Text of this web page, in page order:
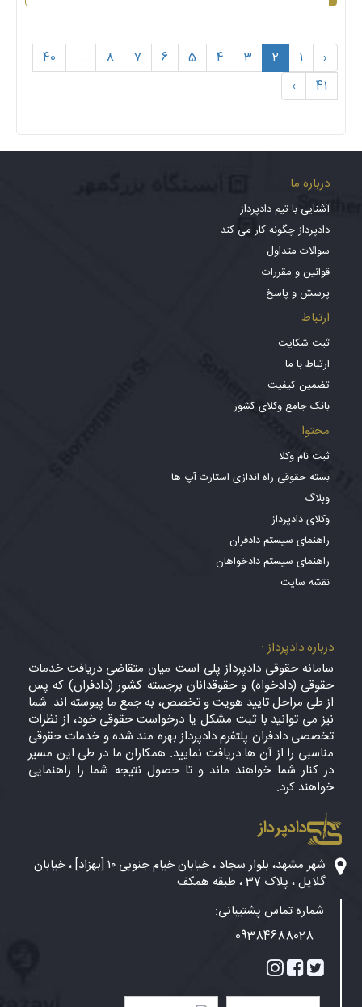
‹
1
2
3
4
5
6
7
8
...
40
41
›
درباره ما
آشنایی با تیم دادپرداز
دادپرداز چگونه کار می کند
سوالات متداول
قوانین و مقررات
پرسش و پاسخ
ارتباط
ثبت شکایت
ارتباط با ما
تضمین کیفیت
بانک جامع وکلای کشور
محتوا
ثبت نام وکلا
بسته حقوقی راه اندازی استارت آپ ها
وبلاگ
وکلای دادپرداز
راهنمای سیستم دادفران
راهنمای سیستم دادخواهان
نقشه سایت
درباره دادپرداز :
سامانه حقوقی دادپرداز پلی است میان متقاضی دریافت خدمات
حقوقی (دادخواه) و حقوقدانان برجسته کشور (دادفران) که پس
از طی مراحل تایید هویت و تخصص، به جمع ما پیوسته اند. شما
نیز می توانید با ثبت مشکل یا درخواست حقوقی خود، از نظرات
تخصصی دادفران پلتفرم دادپرداز بهره مند شده و خدمات حقوقی
مناسبی را از آن ها دریافت نمایید. همکاران ما در طی این مسیر
در کنار شما خواهند ماند و تا حصول نتیجه شما را راهنمایی
خواهند کرد.
دادپرداز
شهر مشهد، بلوار سجاد ، خیابان خیام جنوبی ۱۰ [بهزاد] ، خیابان
گلایل ، پلاک 37 ، طبقه همکف
شماره تماس پشتیبانی:
09384688028